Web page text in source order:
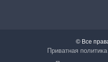
© Все
Приватная политика